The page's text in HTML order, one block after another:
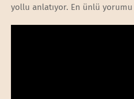
yollu anlatıyor. En ünlü